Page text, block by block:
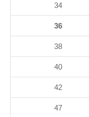
34
36
38
40
42
47